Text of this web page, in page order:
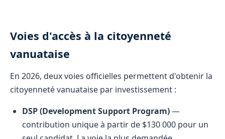
Voies d'accès à la citoyenneté
vanuataise
En 2026, deux voies officielles permettent d'obtenir la
citoyenneté vanuataise par investissement :
DSP (Development Support Program)—
contribution unique à partir de $130 000 pour un